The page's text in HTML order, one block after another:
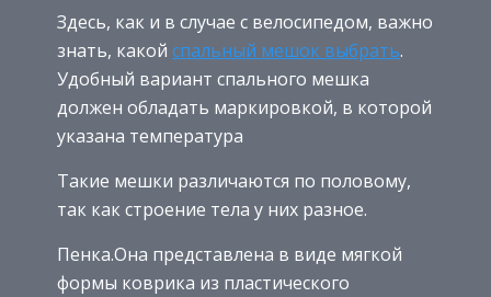
Здесь, как и в случае с велосипедом, важно
знать, какой спальный мешок выбрать.
Удобный вариант спального мешка
должен обладать маркировкой, в которой
указана температура
Такие мешки различаются по половому,
так как строение тела у них разное.
Пенка.Она представлена в виде мягкой
формы коврика из пластического